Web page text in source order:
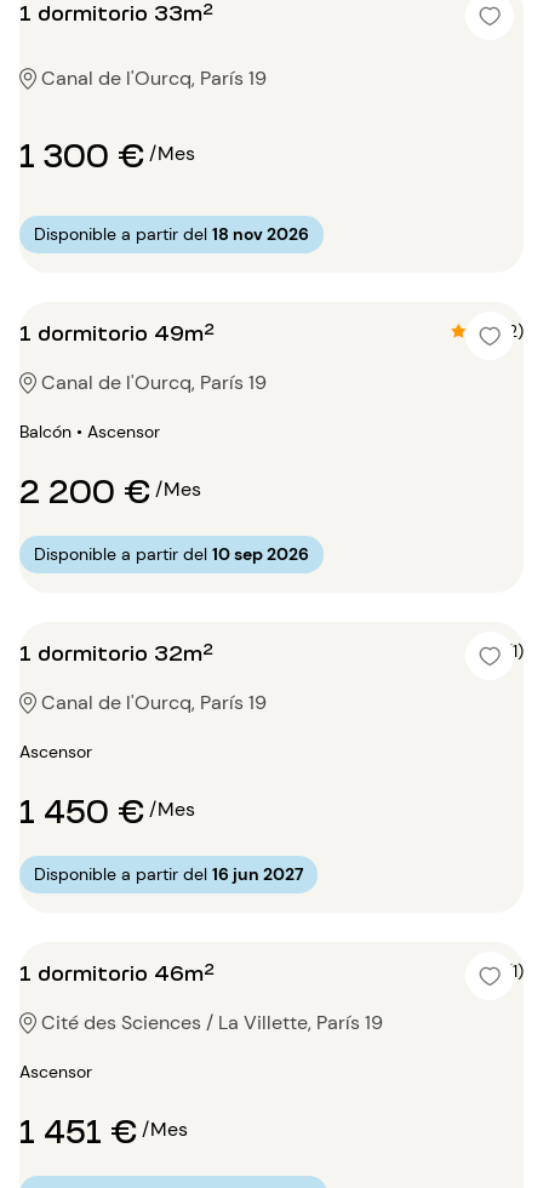
1 dormitorio 33m²
Canal de l'Ourcq, París 19
1 300 €/Mes
Disponible a partir del 18 nov 2026
1 dormitorio 49m² 4.5 (2)
Canal de l'Ourcq, París 19
Balcón • Ascensor
2 200 €/Mes
Disponible a partir del 10 sep 2026
1 dormitorio 32m² 5 (1)
Canal de l'Ourcq, París 19
Ascensor
1 450 €/Mes
Disponible a partir del 16 jun 2027
1 dormitorio 46m² 4 (1)
Cité des Sciences / La Villette, París 19
Ascensor
1 451 €/Mes